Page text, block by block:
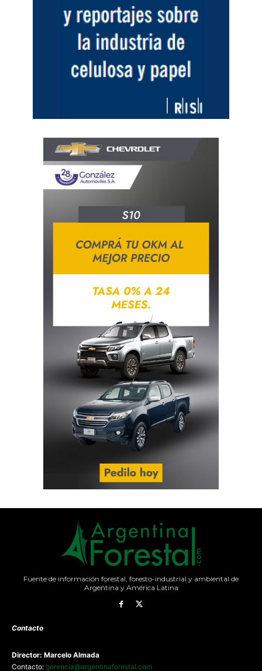
Fuente de información forestal, foresto-industrial y ambiental de
Argentina y América Latina
Contacto
Director: Marcelo Almada
Contacto: gerencia@argentinaforestal.com